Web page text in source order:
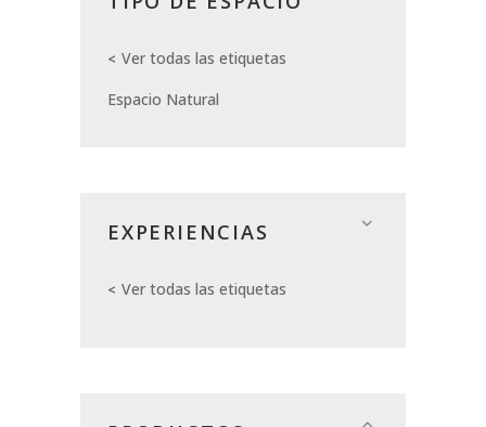
Ver todas las etiquetas
Espacio Natural
EXPERIENCIAS
Ver todas las etiquetas